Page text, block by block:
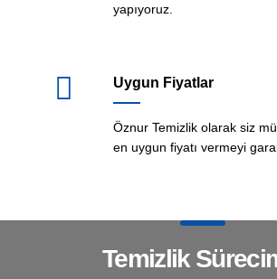
yapıyoruz.
Uygun Fiyatlar
Öznur Temizlik olarak siz
en uygun fiyatı vermeyi
Temizlik